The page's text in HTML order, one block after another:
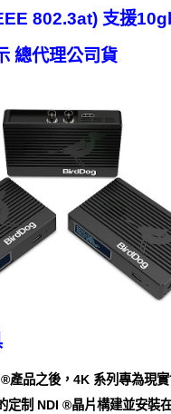
802.3at) 支援
總代理公司貨
產品之後，4K 系列專為現
定制 NDI ®晶片構建並安裝